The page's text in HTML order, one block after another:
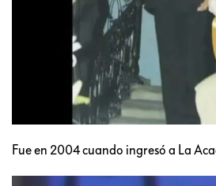
Fue en 2004 cuando ingresó a La